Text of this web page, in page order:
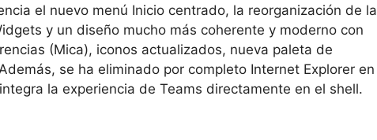
el nuevo menú Inicio centrado, la reorganización de la
y un diseño mucho más coherente y moderno con
(Mica), iconos actualizados, nueva paleta de
se ha eliminado por completo Internet Explorer en
la experiencia de Teams directamente en el shell.